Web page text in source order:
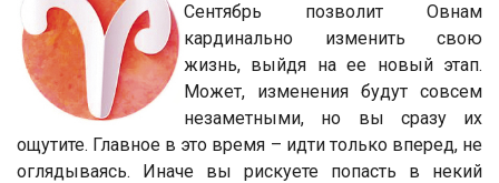
Сентябрь позволит Овнам
кардинально изменить свою
жизнь, вый­дя на ее новый этап.
Может, изменения будут совсем
незаметными, но вы сразу их
ощутите. Главное в это время – идти только вперед, не
оглядываясь. Иначе вы рискуете попасть в некий